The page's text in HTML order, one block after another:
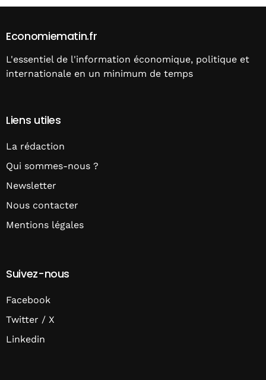
Economiematin.fr
L'essentiel de l'information économique, politique et
internationale en un minimum de temps
Liens utiles
La rédaction
Qui sommes-nous ?
Newsletter
Nous contacter
Mentions légales
Suivez-nous
Facebook
Twitter / X
Linkedin